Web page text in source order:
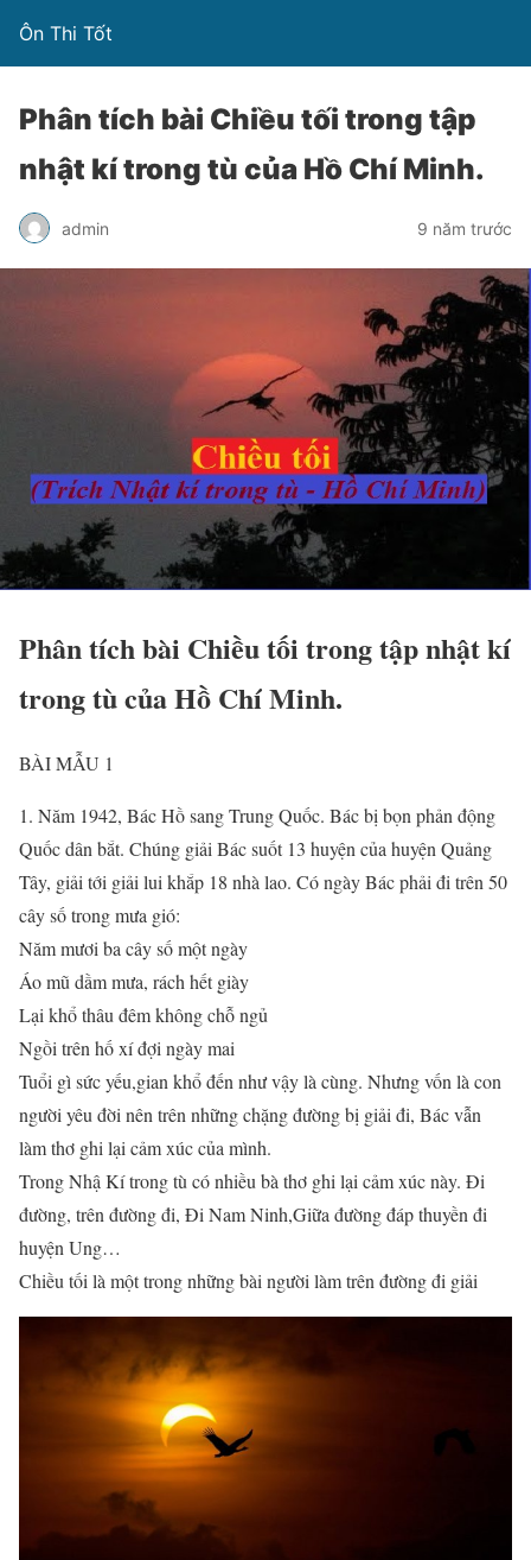
Ôn Thi Tốt
Phân tích bài Chiều tối trong tập
nhật kí trong tù của Hồ Chí Minh.
admin 9 năm trước
Phân tích bài Chiều tối trong tập nhật kí
trong tù của Hồ Chí Minh.
BÀI MẪU 1
1. Năm 1942, Bác Hồ sang Trung Quốc. Bác bị bọn phản động
Quốc dân bắt. Chúng giải Bác suốt 13 huyện của huyện Quảng
Tây, giải tới giải lui khắp 18 nhà lao. Có ngày Bác phải đi trên 50
cây số trong mưa gió:
Năm mươi ba cây số một ngày
Áo mũ dầm mưa, rách hết giày
Lại khổ thâu đêm không chỗ ngủ
Ngồi trên hố xí đợi ngày mai
Tuổi gì sức yếu,gian khổ đến như vậy là cùng. Nhưng vốn là con
người yêu đời nên trên những chặng đường bị giải đi, Bác vẫn
làm thơ ghi lại cảm xúc của mình.
Trong Nhậ Kí trong tù có nhiều bà thơ ghi lại cảm xúc này. Đi
đường, trên đường đi, Đi Nam Ninh,Giữa đường đáp thuyền đi
huyện Ung…
Chiều tối là một trong những bài người làm trên đường đi giải